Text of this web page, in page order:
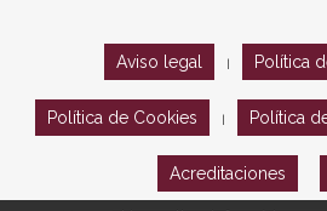
Aviso legal Política
Política de Cookies Política
Acreditaciones